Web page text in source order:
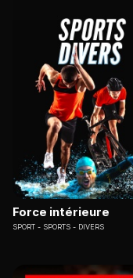
Force intérieure
SPORT SPORTS - DIVERS